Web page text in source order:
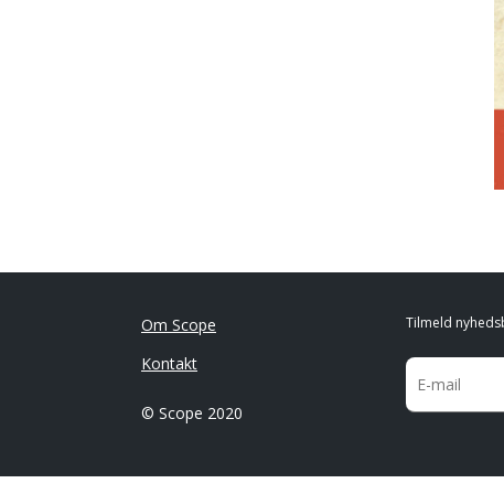
Om Scope
Kontakt
© Scope 2020
Tilmeld